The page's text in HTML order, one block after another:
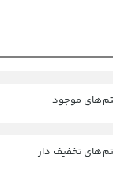
موجود
تخفیف دار